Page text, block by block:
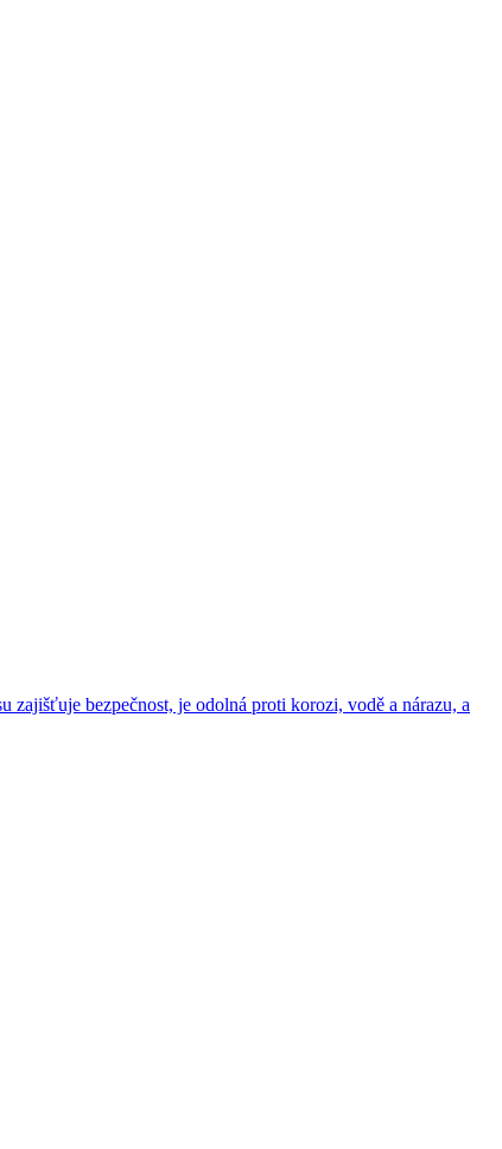
bezpečnost, je odolná proti korozi, vodě a nárazu, a